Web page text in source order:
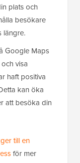
plats och
besökare
längre.
Google Maps
visa
haft positiva
kan öka
att besöka din
till en
för mer